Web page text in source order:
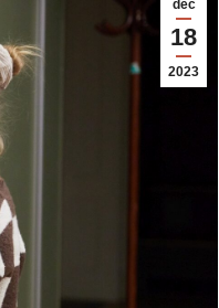
dec
18
2023